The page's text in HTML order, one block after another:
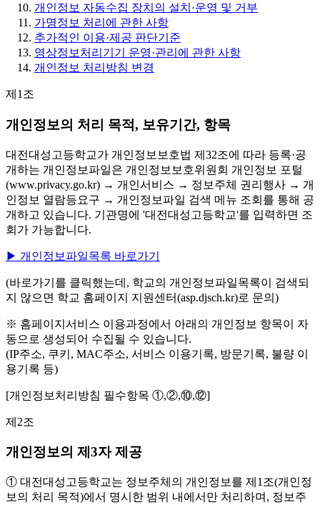
개인정보 자동수집 장치의 설치·운영 및 거부
가명정보 처리에 관한 사항
추가적인 이용·제공 판단기준
영상정보처리기기 운영·관리에 관한 사항
개인정보 처리방침 변경
제1조
개인정보의 처리 목적, 보유기간, 항목
대전대성고등학교가 개인정보보호법 제32조에 따라 등록·공
개하는 개인정보파일은 개인정보보호위원회 개인정보 포털
(www.privacy.go.kr) → 개인서비스 → 정보주체 권리행사 → 개
인정보 열람등요구 → 개인정보파일 검색 메뉴 조회를 통해 공
개하고 있습니다. 기관명에 '대전대성고등학교'를 입력하면 조
회가 가능합니다.
▶ 개인정보파일목록 바로가기
(바로가기를 클릭했는데, 학교의 개인정보파일목록이 검색되
지 않으면 학교 홈페이지 지원센터(asp.djsch.kr)로 문의)
※ 홈페이지서비스 이용과정에서 아래의 개인정보 항목이 자
동으로 생성되어 수집될 수 있습니다.
(IP주소, 쿠키, MAC주소, 서비스 이용기록, 방문기록, 불량 이
용기록 등)
[개인정보처리방침 필수항목 ①,②,⑩,⑫]
제2조
개인정보의 제3자 제공
① 대전대성고등학교는 정보주체의 개인정보를 제1조(개인정
보의 처리 목적)에서 명시한 범위 내에서만 처리하며, 정보주